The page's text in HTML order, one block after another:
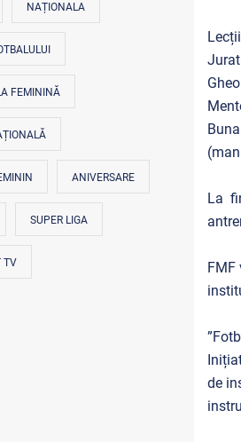
NAȚIONALA
FEMININĂ
ANIVERSARE
SUPER LIGA
TV
La
FMF
de